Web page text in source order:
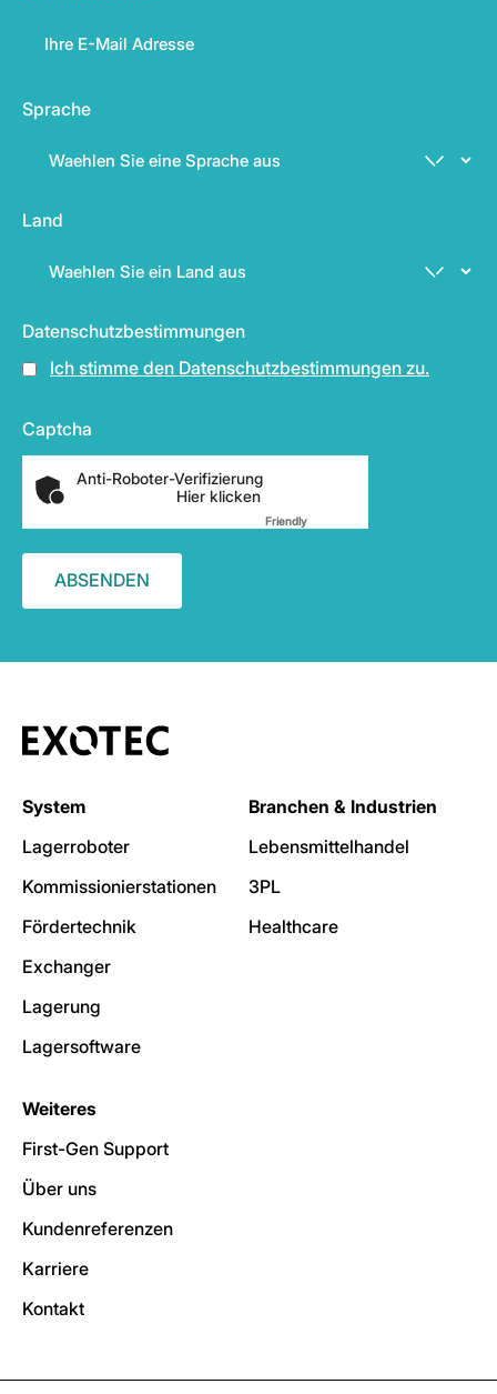
Sprache
Land
Datenschutzbestimmungen
Ich stimme den Datenschutzbestimmungen zu.
Captcha
Anti-Roboter-Verifizierung
Hier klicken
FriendlyCaptcha ⇗
System
Lagerroboter
Kommissionierstationen
Fördertechnik
Exchanger
Lagerung
Lagersoftware
Branchen & Industrien
Lebensmittelhandel
3PL
Healthcare
Weiteres
First-Gen Support
Über uns
Kundenreferenzen
Karriere
Kontakt